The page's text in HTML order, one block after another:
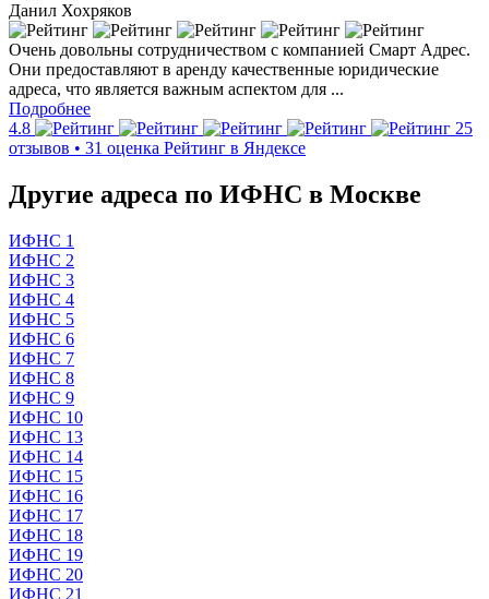
Данил Хохряков
Очень довольны сотрудничеством с компанией Смарт Адрес.
Они предоставляют в аренду качественные юридические
адреса, что является важным аспектом для ...
Подробнее
4.8
25
отзывов • 31 оценка Рейтинг в Яндексе
Другие адреса по ИФНС в Москве
ИФНС 1
ИФНС 2
ИФНС 3
ИФНС 4
ИФНС 5
ИФНС 6
ИФНС 7
ИФНС 8
ИФНС 9
ИФНС 10
ИФНС 13
ИФНС 14
ИФНС 15
ИФНС 16
ИФНС 17
ИФНС 18
ИФНС 19
ИФНС 20
ИФНС 21